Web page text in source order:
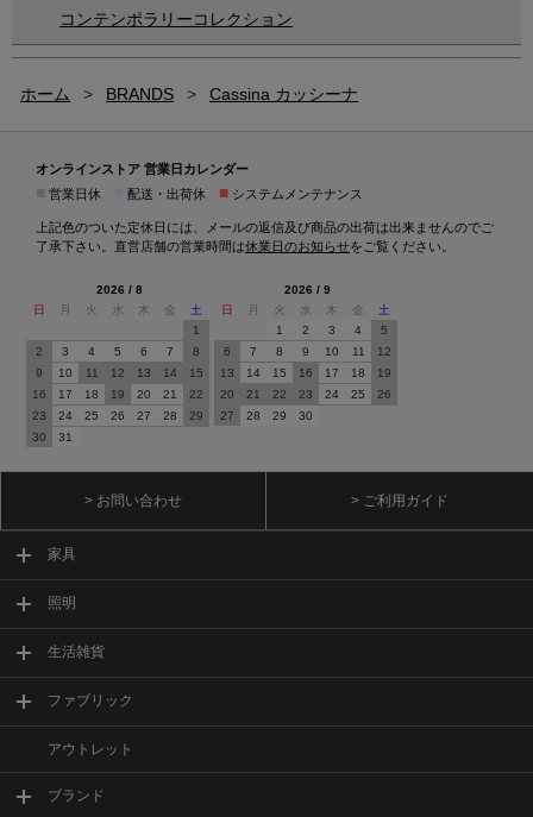
コンテンポラリーコレクション
ホーム > BRANDS > Cassina カッシーナ
オンラインストア 営業日カレンダー
営業日休 配送・出荷休 ■ システムメンテナンス
上記色のついた定休日には、メールの返信及び商品の出荷は出来ませんのでご
了承下さい。直営店舗の営業時間は休業日のお知らせをご覧ください。
2026 / 8
日
月 火 水 木 金
土
1
2
3 4 5 6 7
8
9
10 11 12 13 14
15
16
17 18 19 20 21
22
23
24 25 26 27 28
29
30
31
2026 / 9
日
月 火 水 木 金
土
1
2 3 4
5
6
7 8 9 10 11
12
13
14 15 16 17 18
19
20
21 22 23 24 25
26
27
28 29 30
> お問い合わせ > ご利用ガイド
家具
照明
生活雑貨
ファブリック
アウトレット
ブランド